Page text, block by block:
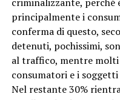
principalmente i
conferma di questo,
detenuti, pochissimi,
al traffico, mentre molti
consumatori e i
Nel restante 30%